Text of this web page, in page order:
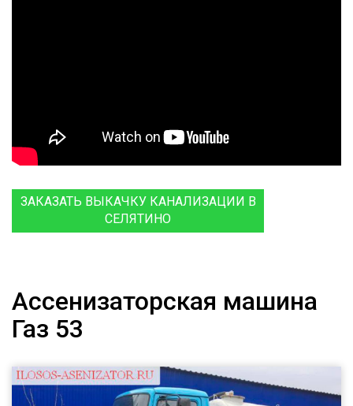
ЗАКАЗАТЬ ВЫКАЧКУ КАНАЛИЗАЦИИ В
СЕЛЯТИНО
Ассенизаторская машина
Газ 53